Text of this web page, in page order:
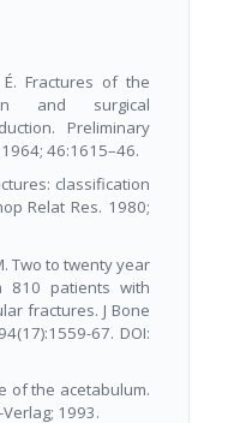
É. Fractures of the
and surgical
Preliminary
1964; 46:1615–46.
classification
Relat Res. 1980;
Two to twenty year
810 patients with
fractures. J Bone
67. DOI:
of the acetabulum.
1993.